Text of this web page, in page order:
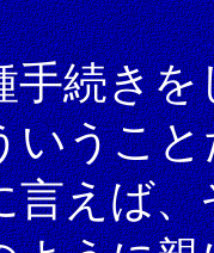
手続き
いうこ
言えば